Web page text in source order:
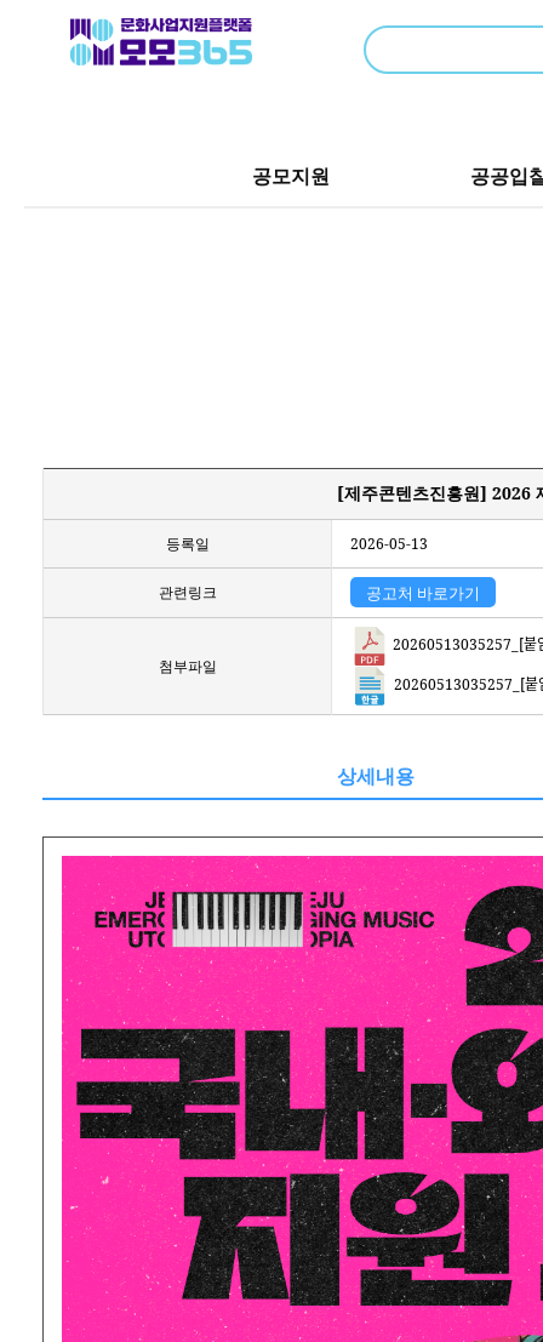
공모지원 공공입
[제주콘텐츠진흥원] 2026
등록일 2026-05-13
관련링크 공고처 바로가기
첨부파일
상세내용